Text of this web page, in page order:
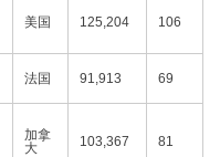
美国 125,204 106
法国 91,913 69
加拿
大
103,367 81